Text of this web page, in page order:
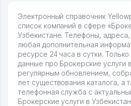
Электронный справочник
список компаний в сфере
Узбекистане. Телефоны,
любая дополнительная
ресурсе 24 часа в сутки.
данные про Брокерские услуги
регулярным обновлением,
лет существования каталога, а
телефонная служба с
Брокерские услуги в